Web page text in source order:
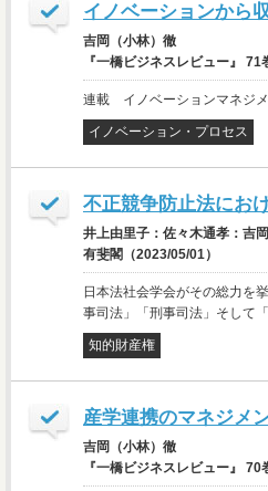
イノベーションから
吉岡（小林）徹
『一橋ビジネスレビュー』
連載 イノベーションマネジメ
イノベーション・プロセス
不正競争防止法にお
井上由里子：佐々木通孝：吉
有斐閣（2023/05/01）
日本法社会学会がその総力を
事司法」「刑事司法」そして
知的財産権
産学連携のマネジメ
吉岡（小林）徹
『一橋ビジネスレビュー』